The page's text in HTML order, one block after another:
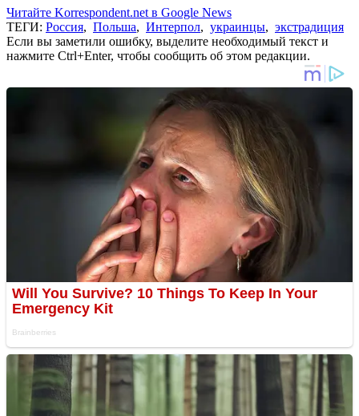
Читайте Korrespondent.net в Google News
ТЕГИ: Россия, Польша, Интерпол, украинцы, экстрадиция
Если вы заметили ошибку, выделите необходимый текст и
нажмите Ctrl+Enter, чтобы сообщить об этом редакции.